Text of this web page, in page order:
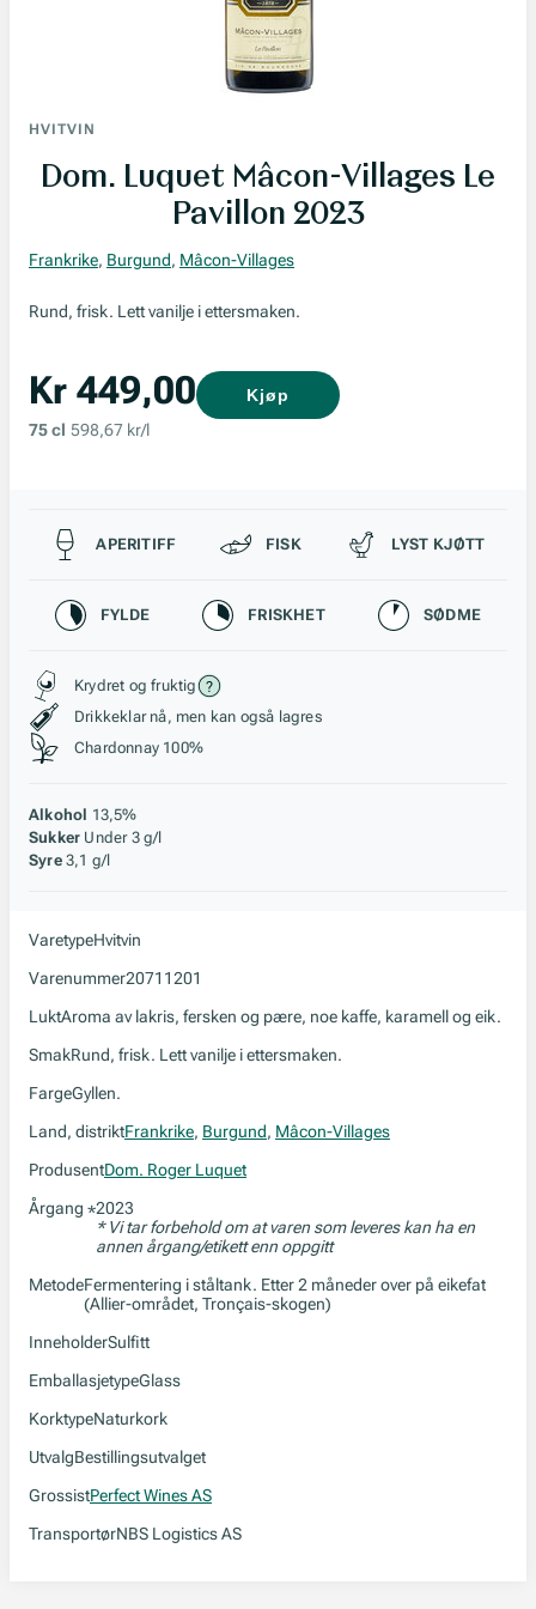
HVITVIN
Dom. Luquet Mâcon-Villages Le
Pavillon 2023
Frankrike, Burgund, Mâcon-Villages
Rund, frisk. Lett vanilje i ettersmaken.
Kr 449,00
75 cl 598,67 kr/l
Kjøp
Passer til
APERITIFF FISK LYST KJØTT
Karakteristikk
FYLDE FRISKHET SØDME
Stil, lagring og råstoff
Krydret og fruktig
Drikkeklar nå, men kan også lagres
Chardonnay 100%
Alkohol 13,5%
Sukker Under 3 g/l
Syre 3,1 g/l
VaretypeHvitvin
Varenummer20711201
LuktAroma av lakris, fersken og pære, noe kaffe, karamell og eik.
SmakRund, frisk. Lett vanilje i ettersmaken.
FargeGyllen.
Land, distriktFrankrike, Burgund, Mâcon-Villages
ProdusentDom. Roger Luquet
Årgang *2023
* Vi tar forbehold om at varen som leveres kan ha en
annen årgang/etikett enn oppgitt
MetodeFermentering i ståltank. Etter 2 måneder over på eikefat
(Allier-området, Tronçais-skogen)
InneholderSulfitt
EmballasjetypeGlass
KorktypeNaturkork
UtvalgBestillingsutvalget
GrossistPerfect Wines AS
TransportørNBS Logistics AS